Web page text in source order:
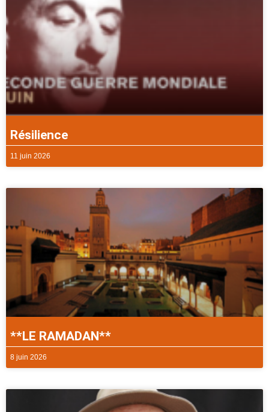
Résilience
11 juin 2026
**LE RAMADAN**
8 juin 2026